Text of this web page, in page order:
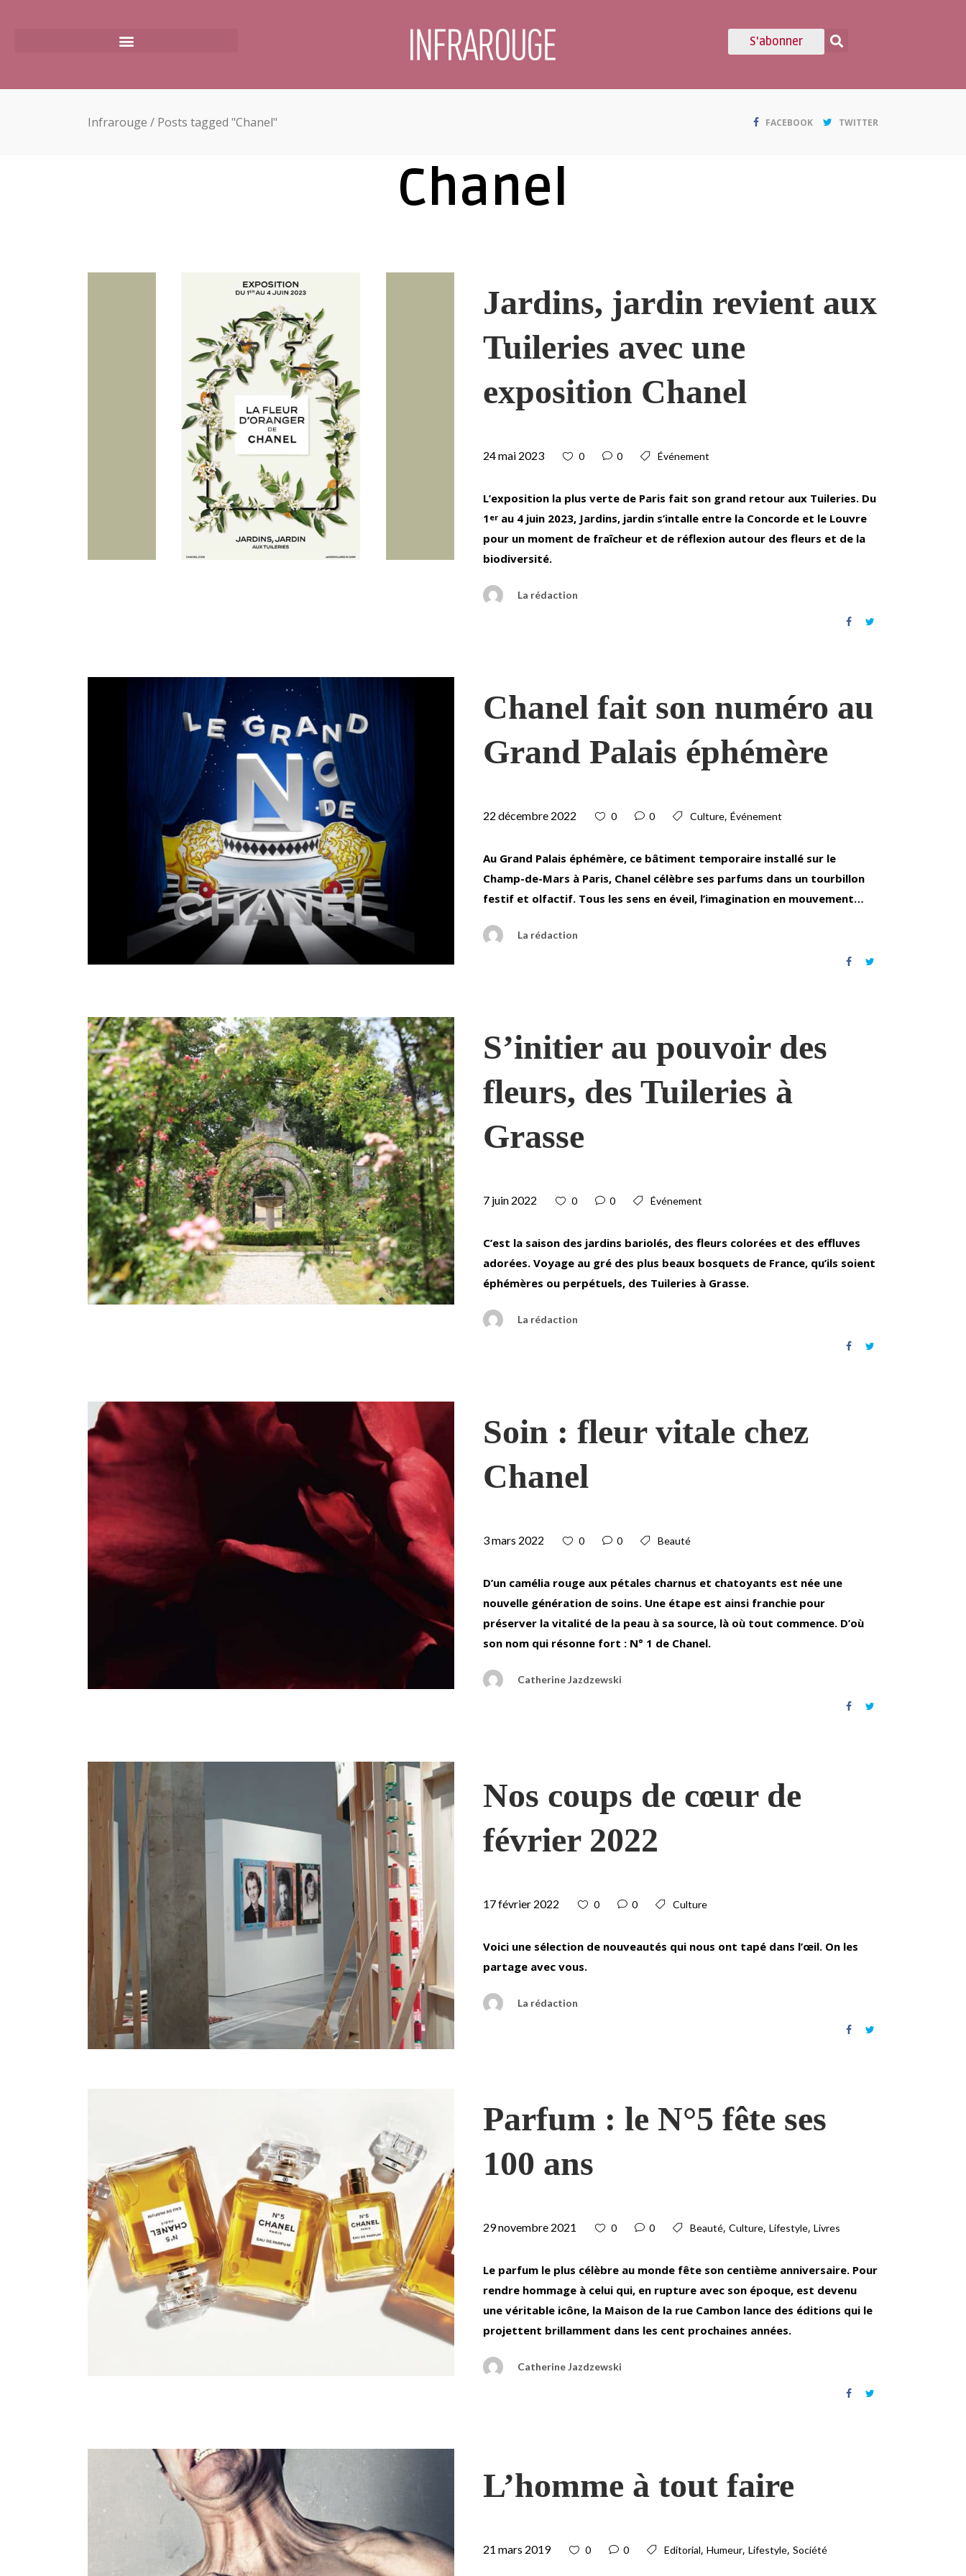
S'abonner
Infrarouge / Posts tagged "Chanel" FACEBOOK TWITTER
Chanel
Jardins, jardin revient aux
Tuileries avec une
exposition Chanel
24 mai 2023 0 0 Événement
L’exposition la plus verte de Paris fait son grand retour aux Tuileries. Du
1 er au 4 juin 2023, Jardins, jardin s’intalle entre la Concorde et le Louvre
pour un moment de fraîcheur et de réflexion autour des fleurs et de la
biodiversité.
La rédaction
Chanel fait son numéro au
Grand Palais éphémère
22 décembre 2022 0 0 Culture, Événement
Au Grand Palais éphémère, ce bâtiment temporaire installé sur le
Champ-de-Mars à Paris, Chanel célèbre ses parfums dans un tourbillon
festif et olfactif. Tous les sens en éveil, l’imagination en mouvement…
La rédaction
S’initier au pouvoir des
fleurs, des Tuileries à
Grasse
7 juin 2022 0 0 Événement
C’est la saison des jardins bariolés, des fleurs colorées et des effluves
adorées. Voyage au gré des plus beaux bosquets de France, qu’ils soient
éphémères ou perpétuels, des Tuileries à Grasse.
La rédaction
Soin : fleur vitale chez
Chanel
3 mars 2022 0 0 Beauté
D’un camélia rouge aux pétales charnus et chatoyants est née une
nouvelle génération de soins. Une étape est ainsi franchie pour
préserver la vitalité de la peau à sa source, là où tout commence. D’où
son nom qui résonne fort : N° 1 de Chanel.
Catherine Jazdzewski
Nos coups de cœur de
février 2022
17 février 2022 0 0 Culture
Voici une sélection de nouveautés qui nous ont tapé dans l’œil. On les
partage avec vous.
La rédaction
Parfum : le N°5 fête ses
100 ans
29 novembre 2021 0 0 Beauté, Culture, Lifestyle, Livres
Le parfum le plus célèbre au monde fête son centième anniversaire. Pour
rendre hommage à celui qui, en rupture avec son époque, est devenu
une véritable icône, la Maison de la rue Cambon lance des éditions qui le
projettent brillamment dans les cent prochaines années.
Catherine Jazdzewski
L’homme à tout faire
21 mars 2019 0 0 Editorial, Humeur, Lifestyle, Société